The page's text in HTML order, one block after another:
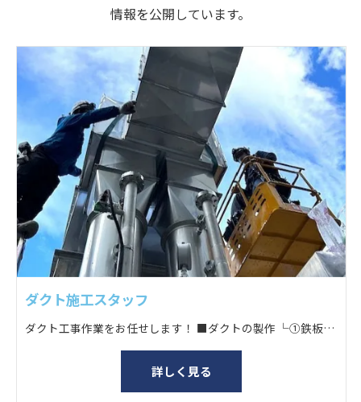
情報を公開しています。
ダクト施工スタッフ
ダクト工事作業をお任せします！ ■ダクトの製作 └①鉄板を1枚ずつ機械で加工を施す └②折り紙のようにダクトをつなげる └③ハンマーで補修・微調整し、完成！ ■通気管の設置 └寸法を測り、組み立てたダクトを取り付ける
詳しく見る